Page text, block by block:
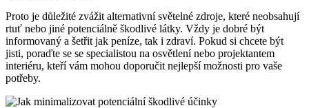
Proto je důležité zvážit alternativní světelné zdroje, které neobsahují
rtuť nebo ‍jiné ‌potenciálně škodlivé látky. Vždy je dobré být
informovaný a šetřit⁢ jak peníze, tak i zdraví. Pokud si chcete být
jisti, ‍poraďte se se specialistou na osvětlení nebo projektantem
interiéru, kteří vám mohou doporučit nejlepší ‍možnosti ⁣pro vaše⁢
potřeby.